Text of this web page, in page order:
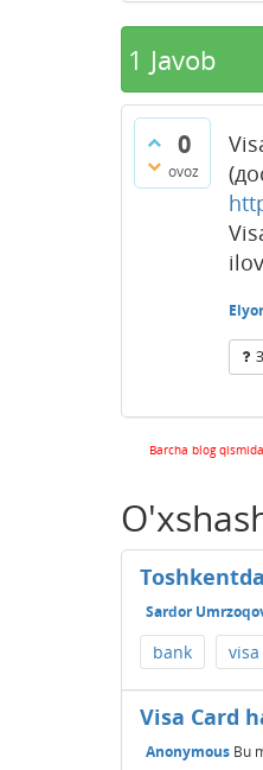
1 Javob
0
ovoz
Barcha blog
Sardor
bank visa
Visa Card
Anonymous Bu